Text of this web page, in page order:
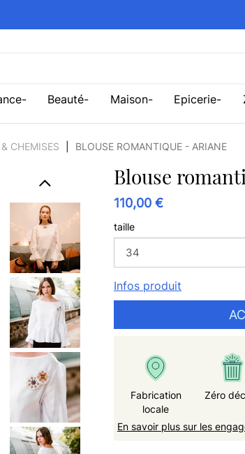
Beauté Maison Epicerie
CHEMISES BLOUSE ROMANTIQUE - ARIANE
Blouse
110,00 €
taille
Infos produit
Fabrication
locale
Zéro
En savoir plus sur les